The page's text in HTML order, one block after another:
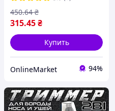
стрижки
315.45₴
450.64 ₴
Купить
OnlineMarket 94%